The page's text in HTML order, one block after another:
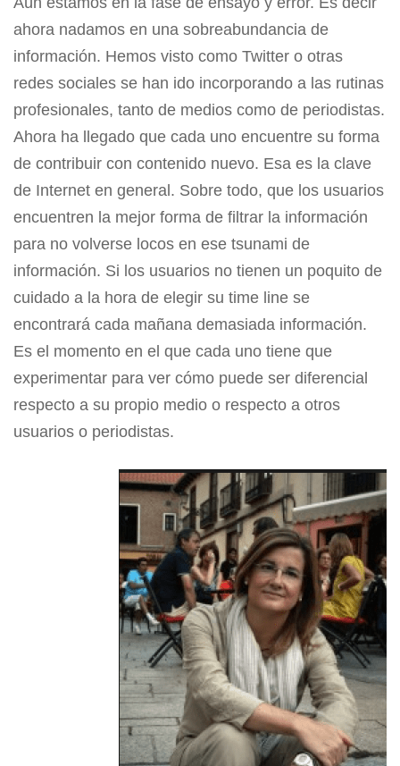
ahora nadamos en una sobreabundancia de
información. Hemos visto como Twitter o otras
redes sociales se han ido incorporando a las rutinas
profesionales, tanto de medios como de periodistas.
Ahora ha llegado que cada uno encuentre su forma
de contribuir con contenido nuevo. Esa es la clave
de Internet en general. Sobre todo, que los usuarios
encuentren la mejor forma de filtrar la información
para no volverse locos en ese tsunami de
información. Si los usuarios no tienen un poquito de
cuidado a la hora de elegir su time line se
encontrará cada mañana demasiada información.
Es el momento en el que cada uno tiene que
experimentar para ver cómo puede ser diferencial
respecto a su propio medio o respecto a otros
usuarios o periodistas.